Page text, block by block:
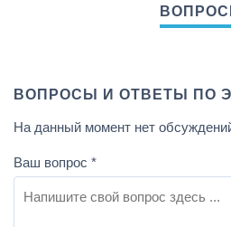
ВОПРОСЫ И ОТВЕТЫ ПО
На данный момент нет
Ваш вопрос *